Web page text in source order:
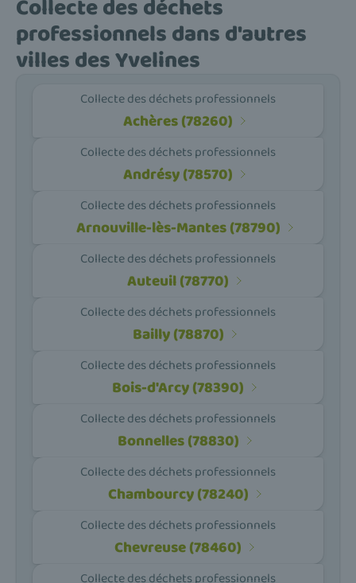
Collecte des déchets
professionnels dans d'autres
villes des Yvelines
Collecte des déchets professionnels
Achères (78260)
Collecte des déchets professionnels
Andrésy (78570)
Collecte des déchets professionnels
Arnouville-lès-Mantes (78790)
Collecte des déchets professionnels
Auteuil (78770)
Collecte des déchets professionnels
Bailly (78870)
Collecte des déchets professionnels
Bois-d'Arcy (78390)
Collecte des déchets professionnels
Bonnelles (78830)
Collecte des déchets professionnels
Chambourcy (78240)
Collecte des déchets professionnels
Chevreuse (78460)
Collecte des déchets professionnels